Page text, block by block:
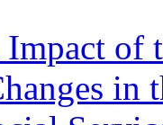
of
in